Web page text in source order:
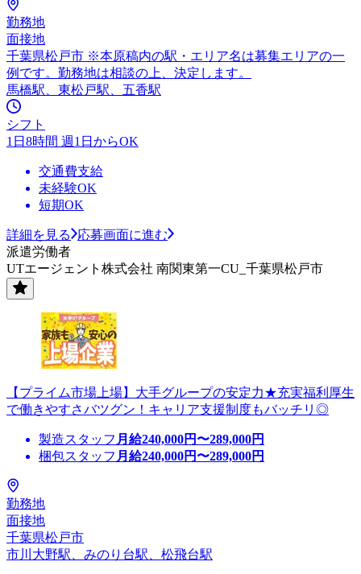
勤務地
面接地
千葉県松戸市 ※本原稿内の駅・エリア名は募集エリアの一
例です。勤務地は相談の上、決定します。
馬橋駅、東松戸駅、五香駅
シフト
1日8時間 週1日からOK
交通費支給
未経験OK
短期OK
詳細を見る
応募画面に進む
派遣労働者
UTエージェント株式会社 南関東第一CU_千葉県松戸市
【プライム市場上場】大手グループの安定力★充実福利厚生
で働きやすさバツグン！キャリア支援制度もバッチリ◎
製造スタッフ 月給240,000円〜289,000円
梱包スタッフ 月給240,000円〜289,000円
勤務地
面接地
千葉県松戸市
市川大野駅、みのり台駅、松飛台駅